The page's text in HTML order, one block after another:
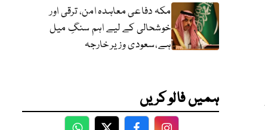
مکہ دفاعی معاہدہ امن، ترقی اور
خوشحالی کے لیے اہم سنگِ میل
ہے،سعودی وزیر خارجہ
ہمیں فالو کریں